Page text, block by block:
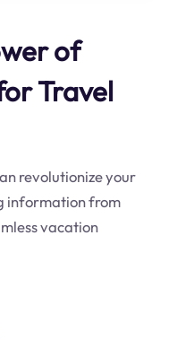
of
Travel
revolutionize your
information from
vacation